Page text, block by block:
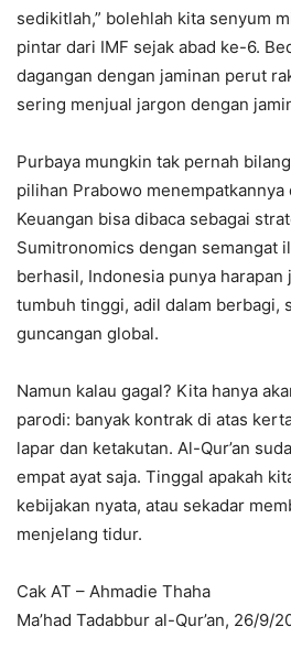
sedikitlah,” bolehlah kita senyum
pintar dari IMF sejak abad ke-6.
dagangan dengan jaminan perut
sering menjual jargon dengan
Purbaya mungkin tak pernah
pilihan Prabowo menempatkannya
Keuangan bisa dibaca sebagai
Sumitronomics dengan semangat
berhasil, Indonesia punya harapan
tumbuh tinggi, adil dalam berbagi,
guncangan global.
Namun kalau gagal? Kita hanya
parodi: banyak kontrak di atas
lapar dan ketakutan. Al-Qur’an
empat ayat saja. Tinggal apakah
kebijakan nyata, atau sekadar
menjelang tidur.
Cak AT – Ahmadie Thaha
Ma’had Tadabbur al-Qur’an, 26/9/